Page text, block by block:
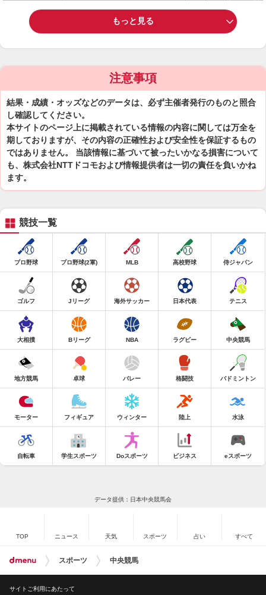
もっと見る
注意事項
結果・成績・オッズなどのデータは、必ず主催者発行のものと照合
し確認してください。
本サイトのページ上に掲載されている情報の内容に関しては万全を
期しておりますが、その内容の正確性および安全性を保証するもの
ではありません。 当該情報に基づいて被ったいかなる損害について
も、株式会社NTTドコモおよび情報提供者は一切の責任を負いかね
ます。
競技一覧
プロ野球 プロ野球(2軍) MLB 高校野球 侍ジャパン
ゴルフ Jリーグ 海外サッカー 日本代表 テニス
大相撲 Bリーグ NBA ラグビー 中央競馬
地方競馬 卓球 バレー 格闘技 バドミントン
モーター フィギュア ウィンター 陸上 水泳
自転車 学生スポーツ Doスポーツ ビジネス eスポーツ
データ提供：日本中央競馬会
TOP ニュース 天気 スポーツ 占い すべて
スポーツ 中央競馬
サイトご利用にあたって